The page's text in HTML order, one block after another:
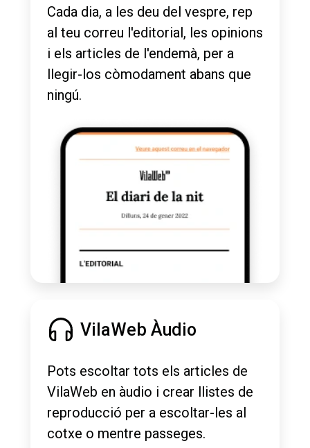
Cada dia, a les deu del vespre, rep
al teu correu l'editorial, les opinions
i els articles de l'endemà, per a
llegir-los còmodament abans que
ningú.
VilaWeb Àudio
Pots escoltar tots els articles de
VilaWeb en àudio i crear llistes de
reproducció per a escoltar-les al
cotxe o mentre passeges.